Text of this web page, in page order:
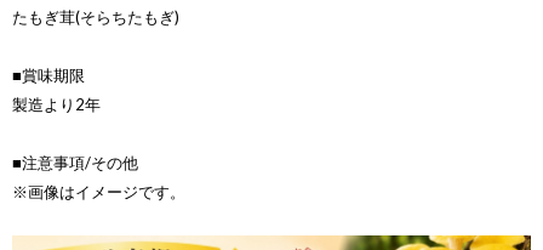
たもぎ茸(そらちたもぎ)
■賞味期限
製造より2年
■注意事項/その他
※画像はイメージです。